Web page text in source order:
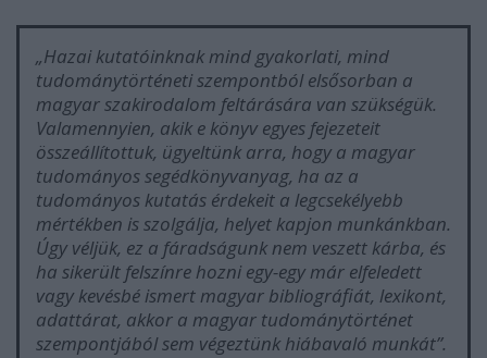
„Hazai kutatóinknak mind gyakorlati, mind
tudománytörténeti szempontból elsősorban a
magyar szakirodalom feltárására van szükségük.
Valamennyien, akik e könyv egyes fejezeteit
összeállítottuk, ügyeltünk arra, hogy a magyar
tudományos segédkönyvanyag, ha az a
tudományos kutatás érdekeit a legcsekélyebb
mértékben is szolgálja, helyet kapjon munkánkban.
Úgy véljük, ez a fáradságunk nem veszett kárba, és
ha sikerült felszínre hozni egy-egy már elfeledett
vagy kevésbé ismert magyar bibliográfiát, lexikont,
adattárat, akkor a magyar tudománytörténet
szempontjából sem végeztünk hiábavaló munkát”.